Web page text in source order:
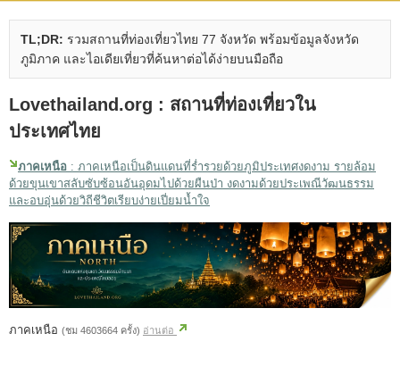
TL;DR: รวมสถานที่ท่องเที่ยวไทย 77 จังหวัด พร้อมข้อมูลจังหวัด
ภูมิภาค และไอเดียเที่ยวที่ค้นหาต่อได้ง่ายบนมือถือ
Lovethailand.org : สถานที่ท่องเที่ยวใน
ประเทศไทย
ภาคเหนือ : ภาคเหนือเป็นดินแดนที่ร่ำรวยด้วยภูมิประเทศงดงาม รายล้อม
ด้วยขุนเขาสลับซับซ้อนอันอุดมไปด้วยผืนป่า งดงามด้วยประเพณีวัฒนธรรม
และอบอุ่นด้วยวิถีชีวิตเรียบง่ายเปี่ยมน้ำใจ
ภาคเหนือ (ชม 4603664 ครั้ง) อ่านต่อ